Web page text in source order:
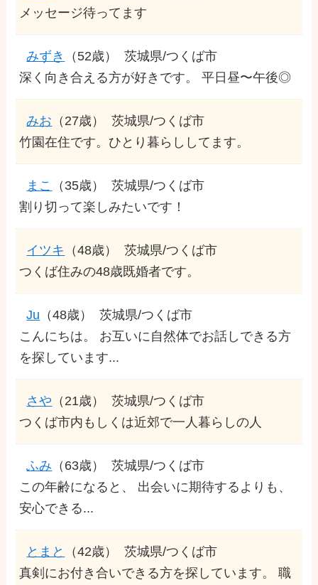
メッセージ待ってます
みずき （52歳）
茨城県/つくば市
深く向き合える方が好きです。 平日昼〜午後◎
みお （27歳）
茨城県/つくば市
竹園在住です。ひとり暮らししてます。
まこ （35歳）
茨城県/つくば市
割り切って楽しみたいです！
イツキ （48歳）
茨城県/つくば市
つくば住みの48歳既婚者です。
Ju （48歳）
茨城県/つくば市
こんにちは。 お互いに自然体でお話しできる方
を探しています...
さや （21歳）
茨城県/つくば市
つくば市内もしくは近郊で一人暮らしの人
ふみ （63歳）
茨城県/つくば市
この年齢になると、 出会いに期待するよりも、
安心できる...
とまと （42歳）
茨城県/つくば市
真剣にお付き合いできる方を探しています。 職